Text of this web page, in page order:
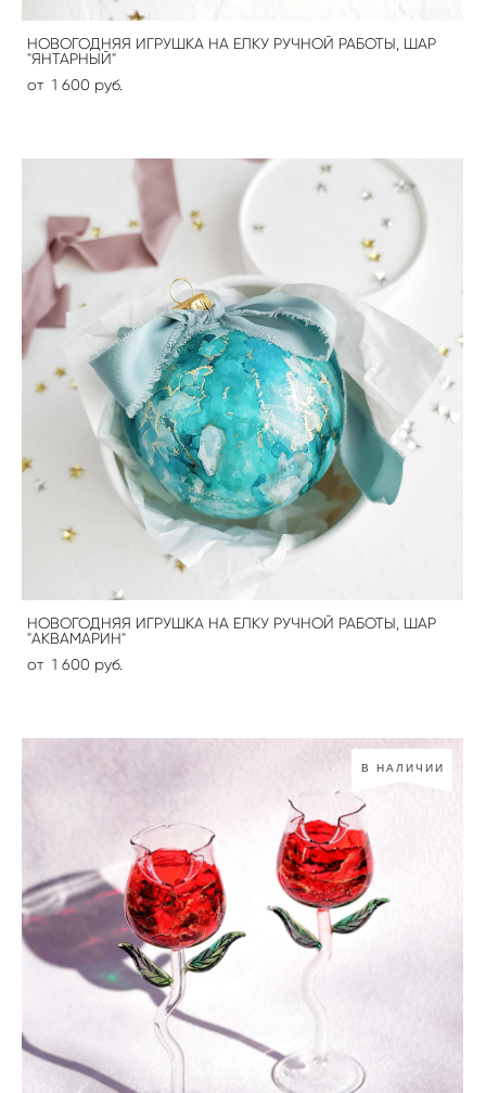
НОВОГОДНЯЯ ИГРУШКА НА ЕЛКУ РУЧНОЙ РАБОТЫ, ШАР
"ЯНТАРНЫЙ"
от 1 600 pуб.
НОВОГОДНЯЯ ИГРУШКА НА ЕЛКУ РУЧНОЙ РАБОТЫ, ШАР
"АКВАМАРИН"
от 1 600 pуб.
В НАЛИЧИИ